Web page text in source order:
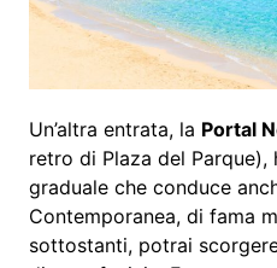
Un’altra entrata, la Portal
retro di Plaza del Parque),
graduale che conduce
Contemporanea, di fama
sottostanti, potrai